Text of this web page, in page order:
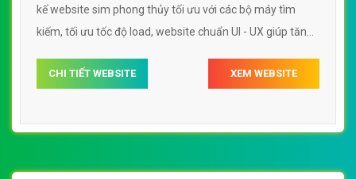
kế website sim phong thủy tối ưu với các bộ máy tìm
kiếm, tối ưu tốc độ load, website chuẩn UI - UX giúp tăng
xemboisim.vn
CHI TIẾT WEBSITE XEM WEBSITE